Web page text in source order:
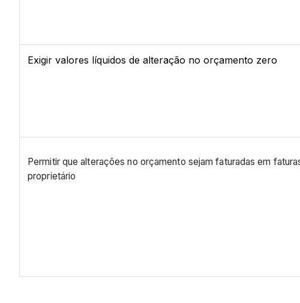
Exigir valores líquidos de alteração no orçamento zero
Permitir que alterações no orçamento sejam faturadas em
proprietário